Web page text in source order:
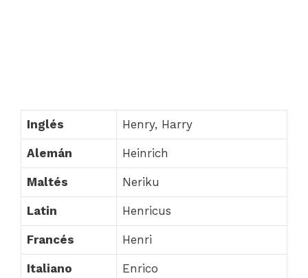
Inglés Henry, Harry
Alemán Heinrich
Maltés Neriku
Latin Henricus
Francés Henri
Italiano Enrico